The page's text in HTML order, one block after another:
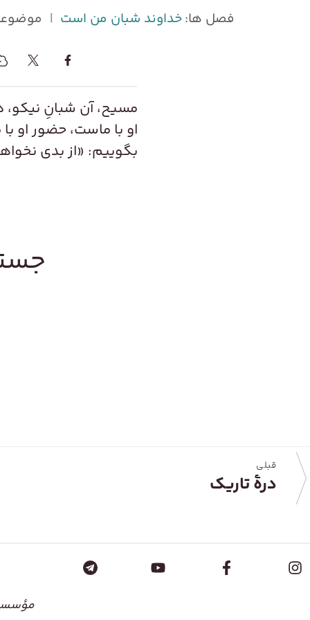
فصل ها:خداوند شبان من است |
مسیح، آن شبان‌ِ نیکو،
او با ماست، حضور او
بگوییم: «از بدی
قبلی
درهٔ تاریک